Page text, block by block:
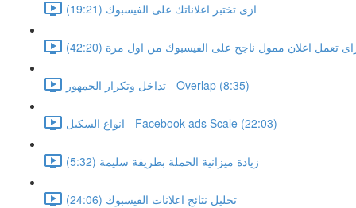
ازى تختبر اعلاناتك على الفيسبوك (19:21)
تعمل اعلان ممول ناجح على الفيسبوك من اول مرة (42:20)
تداخل وتكرار الجمهور - Overlap (8:35)
انواع السكيل - Facebook ads Scale (22:03)
زيادة ميزانية الحملة بطريقة سليمة (5:32)
تحليل نتائج اعلانات الفيسبوك (24:06)